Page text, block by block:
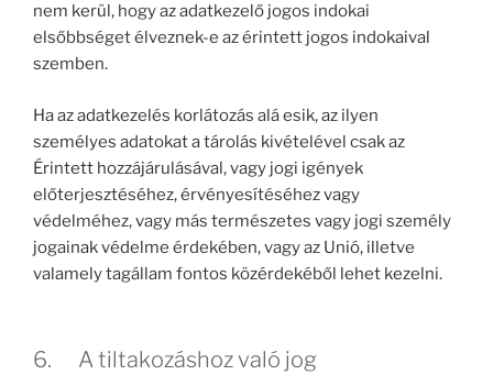
nem kerül, hogy az adatkezelő jogos indokai
elsőbbséget élveznek-e az érintett jogos indokaival
szemben.
Ha az adatkezelés korlátozás alá esik, az ilyen
személyes adatokat a tárolás kivételével csak az
Érintett hozzájárulásával, vagy jogi igények
előterjesztéséhez, érvényesítéséhez vagy
védelméhez, vagy más természetes vagy jogi személy
jogainak védelme érdekében, vagy az Unió, illetve
valamely tagállam fontos közérdekéből lehet kezelni.
6. A tiltakozáshoz való jog